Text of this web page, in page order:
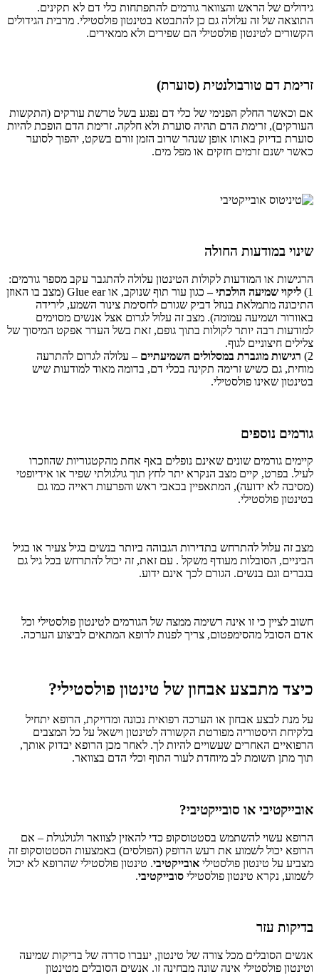
גידולים של הראש והצוואר גורמים להתפתחות כלי דם לא תקינים.
התוצאה של זה עלולה גם כן להתבטא בטינטון פולסטילי. מרבית הגידולים
הקשורים לטינטון פולסטילי הם שפירים ולא ממאירים.
זרימת דם טורבולנטית (סוערת)
אם וכאשר החלק הפנימי של כלי דם נפגע בשל טרשת עורקים (התקשות
העורקים), זרימת הדם תהיה סוערת ולא חלקה. זרימת הדם הופכת להיות
סוערת בדיוק באותו אופן שנהר שרוב הזמן זורם בשקט, יהפוך לסוער
כאשר ישנם זרמים חזקים או מפל מים.
שינוי במודעות החולה
הרגישות או המודעות לקולות הטינטון עלולה להתגבר עקב מספר גורמים:
1) ליקוי שמיעה הולכתי –
כגון עור תוף שנוקב, או Glue ear (מצב בו האוזן
התיכונה מתמלאת בנוזל דביק שגורם לחסימת צינור השמע, לירידה
באוורור ושמיעה עמומה). מצב זה עלול לגרום אצל אנשים מסוימים
למודעות רבה יותר לקולות בתוך גופם, זאת בשל העדר אפקט המיסוך של
צלילים חיצוניים לגוף.
2)
רגישות מוגברת במסלולים השמיעתיים – עלולה לגרום להתרעה
מוחית, גם כשיש זרימה תקינה בכלי דם, בדומה מאוד למודעות שיש
בטינטון שאינו פולסטילי.
גורמים נוספים
קיימים גורמים שונים שאינם נופלים באף אחת מהקטגוריות שהוזכרו
לעיל. בפרט, קיים מצב הנקרא יתר לחץ תוך גולגולתי שפיר או אידיופטי
(מסיבה לא ידועה), המתאפיין בכאבי ראש והפרעות ראייה כמו גם
בטינטון פולסטילי.
מצב זה עלול להתרחש בתדירות הגבוהה ביותר בנשים בגיל צעיר או בגיל
הביניים, הסובלות מעודף משקל . עם זאת, זה יכול להתרחש בכל גיל גם
בגברים וגם בנשים. הגורם לכך אינם ידוע.
חשוב לציין כי זו אינה רשימה ממצה של הגורמים לטינטון פולסטילי וכל
אדם הסובל מהסימפטום, צריך לפנות לרופא המתאים לביצוע הערכה.
כיצד מתבצע אבחון של טינטון פולסטילי?
על מנת לבצע אבחון או הערכה רפואית נכונה ומדויקת, הרופא יתחיל
בלקיחת היסטוריה מפורטת הקשורה לטינטון וישאל על כל המצבים
הרפואיים האחרים שעשויים להיות לך. לאחר מכן הרופא יבדוק אותך,
תוך מתן תשומת לב מיוחדת לעור התוף וכלי הדם בצוואר.
אובייקטיבי או סובייקטיבי?
הרופא עשוי להשתמש בסטטוסקופ כדי להאזין לצוואר ולגולגולת – אם
הרופא יכול לשמוע את רעש הדופק (הפולסים) באמצעות הסטטוסקופ זה
מצביע על טינטון פולסטילי אובייקטיבי. טינטון פולסטילי שהרופא לא יכול
לשמוע, נקרא טינטון פולסטילי סובייקטיבי.
בדיקות עזר
אנשים הסובלים מכל צורה של טינטון, יעברו סדרה של בדיקות שמיעה
וטינטון פולסטילי אינה שונה מבחינה זו. אנשים הסובלים מטינטון